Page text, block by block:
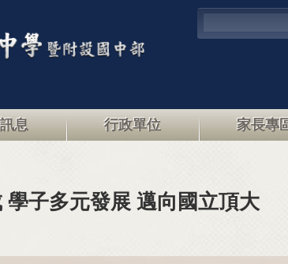
息 行政單位 家長專
子多元發展 邁向國立頂大